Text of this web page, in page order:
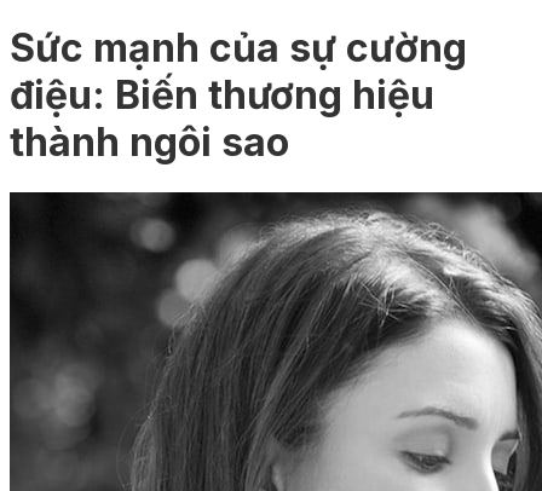
Sức mạnh của sự cường
điệu: Biến thương hiệu
thành ngôi sao